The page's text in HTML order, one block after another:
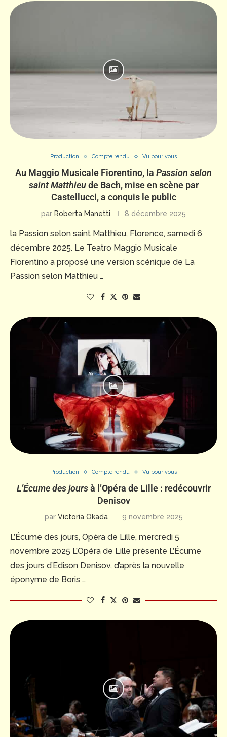
Production Compte rendu Vu pour vous
Au Maggio Musicale Fiorentino, la Passion selon
saint Matthieude Bach, mise en scène par
Castellucci, a conquis le public
par Roberta Manetti 8 décembre 2025
la Passion selon saint Matthieu, Florence, samedi 6
décembre 2025. Le Teatro Maggio Musicale
Fiorentino a proposé une version scénique de La
Passion selon Matthieu …
Production Compte rendu Vu pour vous
L’Écume des joursà l’Opéra de Lille : redécouvrir
Denisov
par Victoria Okada 9 novembre 2025
L’Écume des jours, Opéra de Lille, mercredi 5
novembre 2025 L’Opéra de Lille présente L’Écume
des jours d’Edison Denisov, d’après la nouvelle
éponyme de Boris …